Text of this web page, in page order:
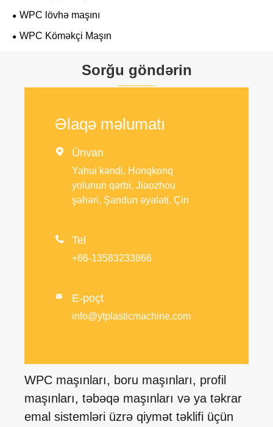
WPC lövhə maşını
WPC Köməkçi Maşın
Sorğu göndərin
Əlaqə məlumatı
 Ünvan
Yahui kəndi, Honqkonq
yolunun qərbi, Jiaozhou
şəhəri, Şandun əyaləti, Çin
 Tel
+86-13583233866
 E-poçt
info@ytplasticmachine.com
WPC maşınları, boru maşınları, profil
maşınları, təbəqə maşınları və ya təkrar
emal sistemləri üzrə qiymət təklifi üçün